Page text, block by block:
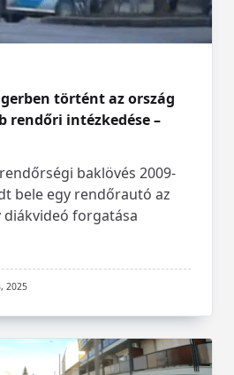
történt az ország
rendőri intézkedése –
baklövés 2009-
bele egy rendőrautó az
forgatása
2025